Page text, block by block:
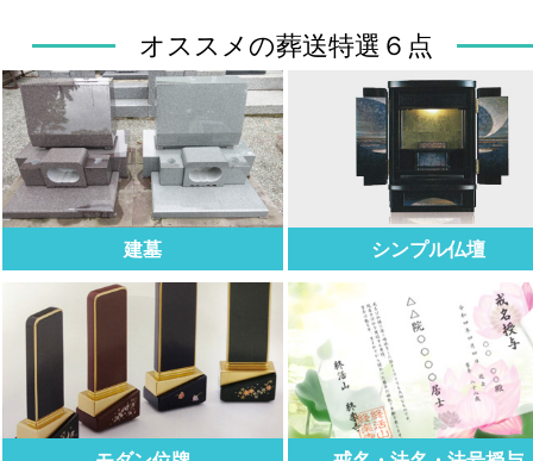
オススメの葬送特選６点
建墓 シンプル仏壇